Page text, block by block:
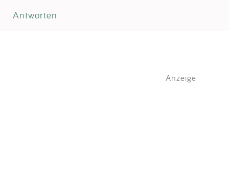
Antworten
Anzeige